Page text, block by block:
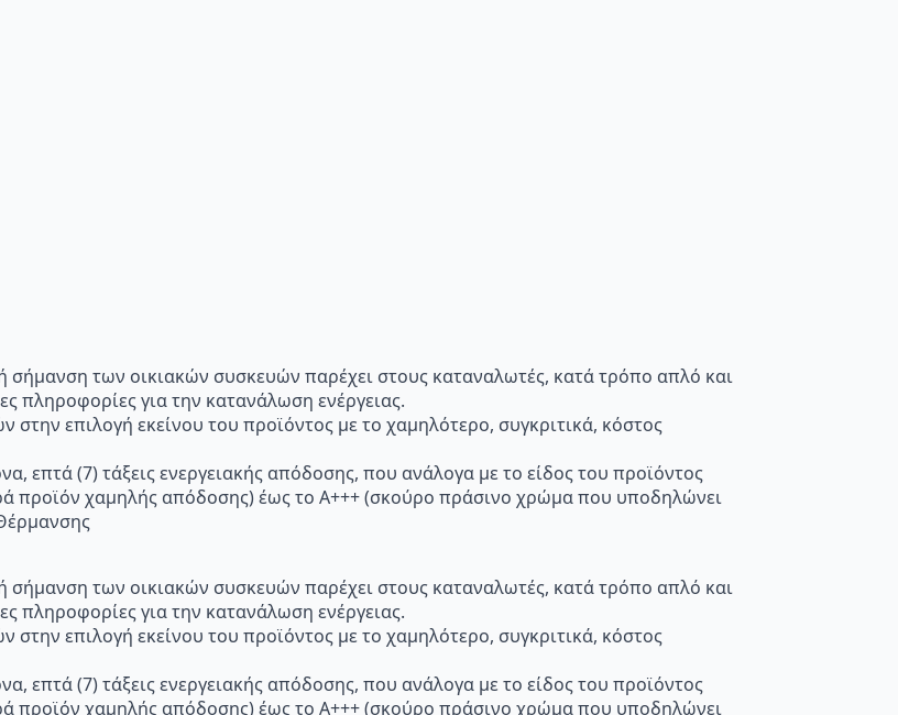
των οικιακών συσκευών παρέχει στους καταναλωτές, κατά τρόπο απλό και
πληροφορίες για την κατανάλωση ενέργειας.
επιλογή εκείνου του προϊόντος με το χαμηλότερο, συγκριτικά, κόστος
επτά (7) τάξεις ενεργειακής απόδοσης, που ανάλογα με το είδος του προϊόντος
προϊόν χαμηλής απόδοσης) έως το Α+++ (σκούρο πράσινο χρώμα που υποδηλώνει
των οικιακών συσκευών παρέχει στους καταναλωτές, κατά τρόπο απλό και
πληροφορίες για την κατανάλωση ενέργειας.
επιλογή εκείνου του προϊόντος με το χαμηλότερο, συγκριτικά, κόστος
επτά (7) τάξεις ενεργειακής απόδοσης, που ανάλογα με το είδος του προϊόντος
προϊόν χαμηλής απόδοσης) έως το Α+++ (σκούρο πράσινο χρώμα που υποδηλώνει